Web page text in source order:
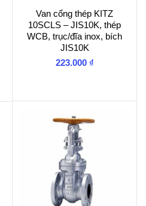
Van cổng thép KITZ
10SCLS – JIS10K, thép
WCB, trục/đĩa inox, bích
JIS10K
223.000 ₫